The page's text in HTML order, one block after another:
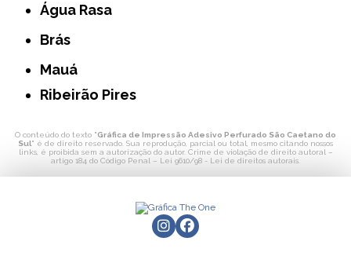
Água Rasa
Brás
Mauá
Ribeirão Pires
O conteúdo do texto "Gráfica de Impressão Adesivo Perfurado São Caetano do
Sul" é de direito reservado. Sua reprodução, parcial ou total, mesmo citando nossos
links, é proibida sem a autorização do autor. Crime de violação de direito autoral –
artigo 184 do Código Penal – Lei 9610/98 - Lei de direitos autorais